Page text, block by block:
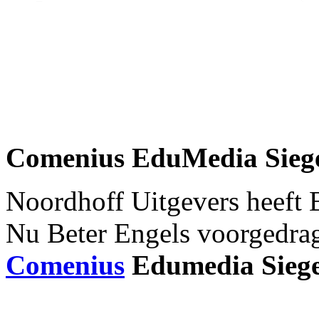
Comenius EduMedia
Noordhoff Uitgevers heeft
Nu Beter Engels
Comenius Edumedia